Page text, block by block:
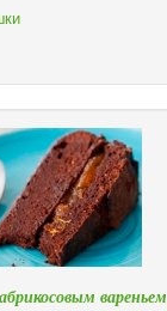
вареньем